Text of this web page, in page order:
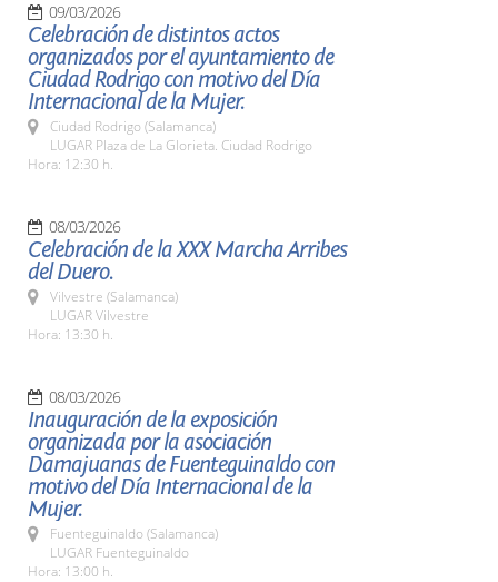
09/03/2026
Celebración de distintos actos
organizados por el ayuntamiento de
Ciudad Rodrigo con motivo del Día
Internacional de la Mujer.
Ciudad Rodrigo (Salamanca)
LUGAR Plaza de La Glorieta. Ciudad Rodrigo
Hora: 12:30 h.
08/03/2026
Celebración de la XXX Marcha Arribes
del Duero.
Vilvestre (Salamanca)
LUGAR Vilvestre
Hora: 13:30 h.
08/03/2026
Inauguración de la exposición
organizada por la asociación
Damajuanas de Fuenteguinaldo con
motivo del Día Internacional de la
Mujer.
Fuenteguinaldo (Salamanca)
LUGAR Fuenteguinaldo
Hora: 13:00 h.